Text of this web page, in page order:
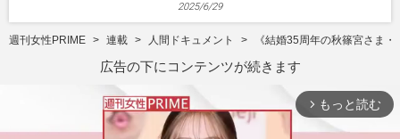
2025/6/29
週刊女性PRIME 連載 人間ドキュメント 《結婚35周年の秋篠宮さま
広告の下にコンテンツが続きます
arrow_forward_ios もっと読む